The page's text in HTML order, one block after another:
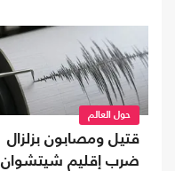
حول العالم
قتيل ومصابون بزلزال
ضرب إقليم شيتشوان